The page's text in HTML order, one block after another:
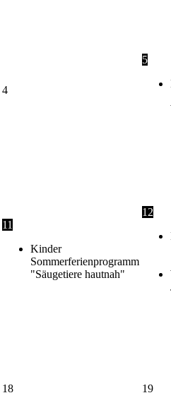
4
5
11
Kinder
Sommerferienprogramm
"Säugetiere hautnah"
12
18 19